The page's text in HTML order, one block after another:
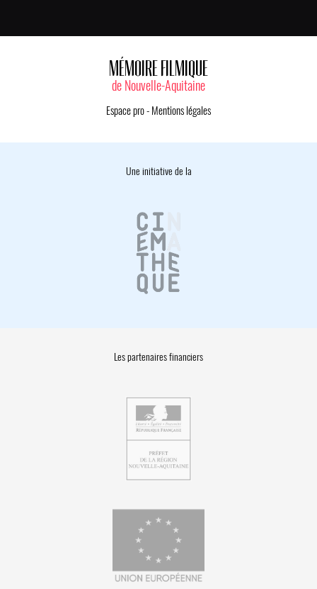
MÉMOIRE FILMIQUE
de Nouvelle-Aquitaine
Espace pro- Mentions légales
Une initiative de la
Les partenaires financiers